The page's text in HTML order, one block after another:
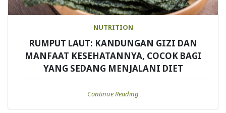
NUTRITION
RUMPUT LAUT: KANDUNGAN GIZI DAN
MANFAAT KESEHATANNYA, COCOK BAGI
YANG SEDANG MENJALANI DIET
Continue Reading